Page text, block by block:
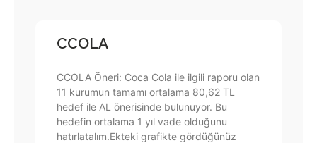
CCOLA
CCOLA Öneri: Coca Cola ile ilgili raporu olan
11 kurumun tamamı ortalama 80,62 TL
hedef ile AL önerisinde bulunuyor. Bu
hedefin ortalama 1 yıl vade olduğunu
hatırlatalım.Ekteki grafikte gördüğünüz